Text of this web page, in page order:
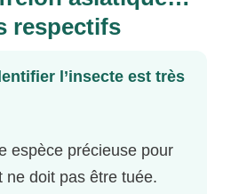
respectifs
l’insecte est très
espèce précieuse pour
ne doit pas être tuée.